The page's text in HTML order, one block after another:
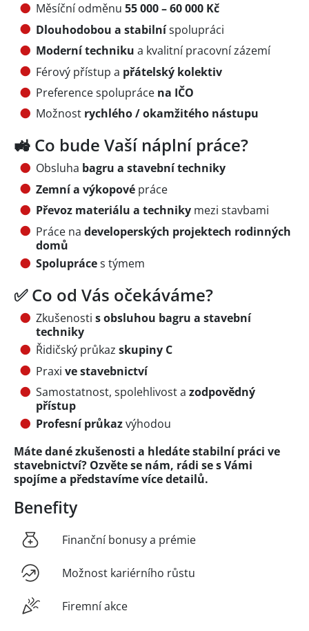
Měsíční odměnu 55 000 – 60 000 Kč
Dlouhodobou a stabilníspolupráci
Moderní techniku a kvalitní pracovní zázemí
Férový přístup a přátelský kolektiv
Preference spolupráce na IČO
Možnost rychlého / okamžitého nástupu
🚜 Co bude Vaší náplní práce?
Obsluha bagru a stavební techniky
Zemní a výkopové práce
Převoz materiálu a techniky mezi stavbami
Práce na developerských projektech rodinných
domů
Spolupráces týmem
✅ Co od Vás očekáváme?
Zkušenosti s obsluhou bagru a stavební
techniky
Řidičský průkaz skupiny C
Praxi ve stavebnictví
Samostatnost, spolehlivost a zodpovědný
přístup
Profesní průkazvýhodou
Máte dané zkušenosti a hledáte stabilní práci ve
stavebnictví? Ozvěte se nám, rádi se s Vámi
spojíme a představíme více detailů.
Benefity
Finanční bonusy a prémie
Možnost kariérního růstu
Firemní akce